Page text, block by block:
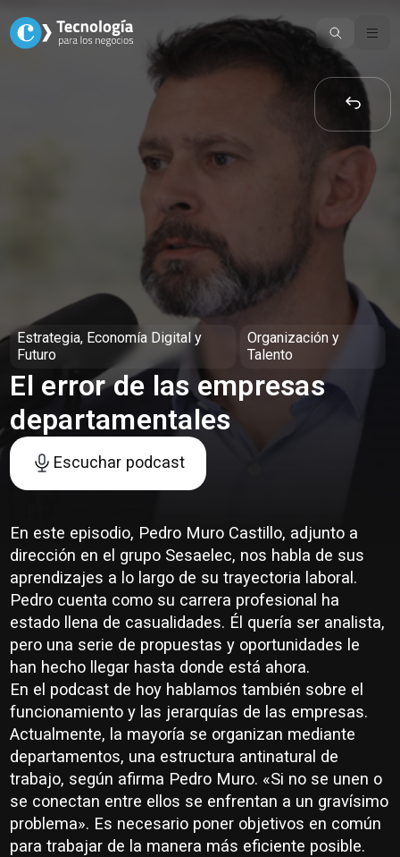
content
Estrategia, Economía Digital y
Futuro
Organización y
Talento
El error de las empresas
departamentales
Escuchar podcast
En este episodio, Pedro Muro Castillo, adjunto a
dirección en el grupo Sesaelec, nos habla de sus
aprendizajes a lo largo de su trayectoria laboral.
Pedro cuenta como su carrera profesional ha
estado llena de casualidades. Él quería ser analista,
pero una serie de propuestas y oportunidades le
han hecho llegar hasta donde está ahora.
En el podcast de hoy hablamos también sobre el
funcionamiento y las jerarquías de las empresas.
Actualmente, la mayoría se organizan mediante
departamentos, una estructura antinatural de
trabajo, según afirma Pedro Muro. «Si no se unen o
se conectan entre ellos se enfrentan a un gravísimo
problema». Es necesario poner objetivos en común
para trabajar de la manera más eficiente posible.